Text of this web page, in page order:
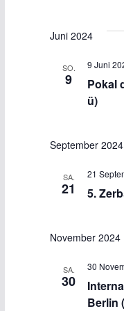
Juni 2024
SO.
9
Pokal
ü)
9 Juni
September 2024
SA.
21 5.
21
November 2024
SA.
30
Berlin
30